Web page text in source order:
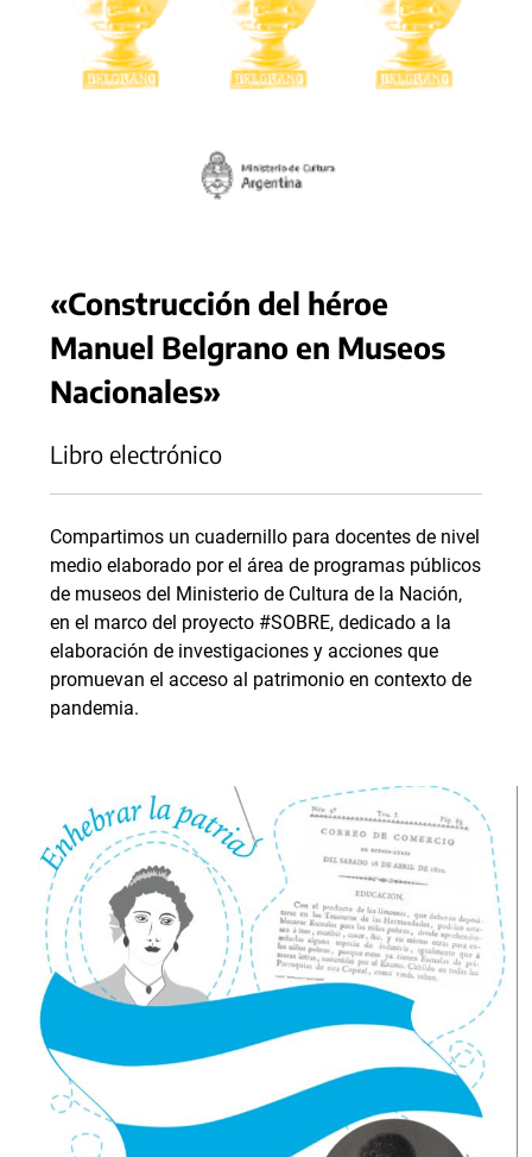
«Construcción del héroe
Manuel Belgrano en Museos
Nacionales»
Libro electrónico
Compartimos un cuadernillo para docentes de nivel
medio elaborado por el área de programas públicos
de museos del ‌Ministerio‌ ‌de‌ ‌Cultura‌ ‌de‌ ‌la‌ ‌Nación‌,‌
en el marco del proyecto ‌‌#SOBRE‌,‌ dedicado‌ ‌a‌ ‌la‌
‌elaboración‌ ‌de‌ ‌investigaciones‌ ‌y‌ ‌acciones‌ ‌que‌
‌promuevan‌ ‌el‌ ‌acceso‌ ‌al‌ ‌patrimonio‌ ‌en‌ ‌contexto‌ ‌de‌
‌pandemia.‌